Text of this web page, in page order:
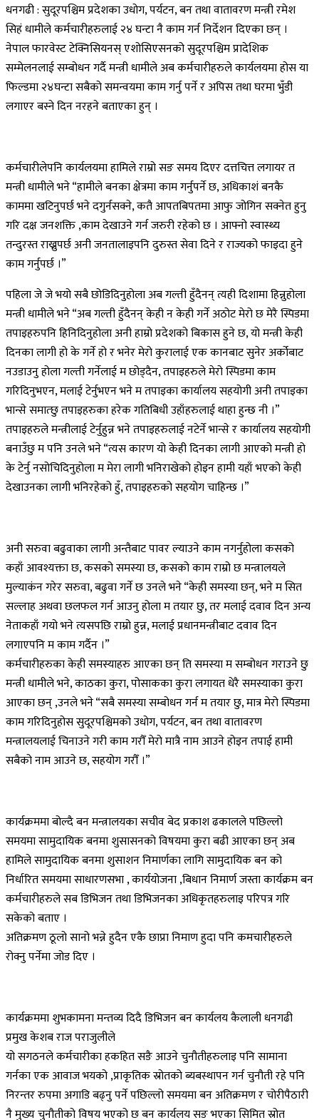
धनगढी : सुदूरपश्चिम प्रदेशका उधोग, पर्यटन, बन तथा वातावरण मन्त्री रमेश
सिहं धामीले कर्मचारीहरुलाई २४ घन्टा नै काम गर्न निर्देशन दिएका छन् ।
नेपाल फारवेस्ट टेक्निसियनस् एशोसिएसनको सुदूरपश्चिम प्रादेशिक
सम्मेलनलाई सम्बोधन गर्दै मन्त्री धामीले अब कर्मचारीहरुले कार्यलयमा होस या
फिल्डमा २४घन्टा सबैको समन्वयमा काम गर्नु पर्ने र अपिस तथा घरमा भुँडी
लगाएर बस्ने दिन नरहने बताएका हुन् ।
कर्मचारीलेपनि कार्यलयमा हामिले राम्रो सङ समय दिएर दत्तचित्त लगायर त
मन्त्री धामीले भने “हामीले बनका क्षेत्रमा काम गर्नुपर्ने छ, अधिकाशं बनकै
काममा खटिनुपर्छ भने दगुर्नसक्ने, कतै आपतबिपतमा आफु जोगिन सक्नेत हुनु
गरि दक्ष जनशक्ति ,काम देखाउने गर्न जरुरी रहेको छ । आफ्नो स्वास्थ्य
तन्दुरस्त राख्नुपर्छ अनी जनतालाइपनि दुरुस्त सेवा दिने र राज्यको फाइदा हुने
काम गर्नुपर्छ ।”
पहिला जे जे भयो सबै छोडिदिनुहोला अब गल्ती हुँदैनन् त्यही दिशामा हिन्नुहोला
मन्त्री धामीले भने “अब गल्ती हुँदैनन् केही न केही गर्ने अठोट मेरो छ मेरै स्पिडमा
तपाइहरुपनि हिनिदिनुहोला अनी हाम्रो प्रदेशको बिकास हुने छ, यो मन्त्री केही
दिनका लागी हो के गर्ने हो र भनेर मेरो कुरालाई एक कानबाट सुनेर अर्कोबाट
नउडाउनु होला गल्ती गर्नेलाई म छोड्दैन, तपाइहरुले मेरो स्पिडमा काम
गरिदिनुभएन, मलाई टेर्नुभएन भने म तपाइका कार्यालय सहयोगी अनी तपाइका
भान्से समात्छु तपाइहरुका हरेक गतिबिधी उहाँहरुलाई थाहा हुन्छ नी ।”
तपाइहरुले मन्त्रीलाई टेर्नुहुन्न भने तपाइहरुलाई नटेर्ने भान्से र कार्यालय सहयोगी
बनाउँछु म पनि उनले भने “त्यस कारण यो केही दिनका लागी आएको मन्त्री हो
के टेर्नु नसोचिदिनुहोला म मेरा लागी भनिराखेको होइन हामी यहाँ भएको केही
देखाउनका लागी भनिरहेको हुँ, तपाइहरुको सहयोग चाहिन्छ ।”
अनी सरुवा बढुवाका लागी अन्तैबाट पावर ल्याउने काम नगर्नुहोला कसको
कहाँ आवश्यक्ता छ, कसको समस्या छ, कसको काम राम्रो छ मन्त्रालयले
मुल्याकंन गरेर सरुवा, बढुवा गर्ने छ उनले भने “केही समस्या छन्, भने म सित
सल्लाह अथवा छलफल गर्न आउनु होला म तयार छु, तर मलाई दवाव दिन अन्य
नेताकहाँ गयो भने त्यसपछि राम्रो हुन्न, मलाई प्रधानमन्त्रीबाट दवाव दिन
लगाएपनि म काम गर्दैन ।”
कर्मचारीहरुका केही समस्याहरु आएका छन् ति समस्या म सम्बोधन गराउने छु
मन्त्री धामीले भने, काठका कुरा, पोसाकका कुरा लगायत धेरै समस्याका कुरा
आएका छन् ,उनले भने “सबै समस्या सम्बोधन गर्न म तयार छु, मात्र मेरो स्पिडमा
काम गरिदिनुहोस सुदूरपश्चिमको उधोग, पर्यटन, बन तथा वातावरण
मन्त्रालयलाई चिनाउने गरी काम गरौँ मेरो मात्रै नाम आउने होइन तपाई हामी
सबैको नाम आउने छ, सहयोग गरौँ ।”
कार्यक्रममा बोल्दै बन मन्त्रालयका सचीव बेद प्रकाश ढकालले पछिल्लो
समयमा सामुदायिक बनमा शुसासनको विषयमा कुरा बढी आएका छन् अब
हामिले सामुदायिक बनमा शुसाशन निमार्णका लागि सामुदायिक बन को
निर्धारित समयमा साधारणसभा , कार्ययोजना ,बिधान निमार्ण जस्ता कार्यक्रम बन
कर्मचारीहरुले सब डिभिजन तथा डिभिजनका अधिकृतहरुलाइ परिपत्र गरि
सकेको बताए ।
अतिक्रमण ठूलो सानो भन्ने हुदैन एकै छाप्रा निमाण हुदा पनि कमचारीहरुले
रोक्नु पर्नेमा जोड दिए ।
कार्यक्रममा शुभकामना मन्तव्य दिदै डिभिजन बन कार्यलय कैलाली धनगढी
प्रमुख केशब राज पराजुलीले
यो सगठनले कर्मचारीका हकहित सङै आउने चुनौतीहरुलाइ पनि सामाना
गर्नका एक आवाज भयको ,प्राकृतिक स्रोतको ब्यबस्थापन गर्न चुनौती रहे पनि
निरन्तर रुपमा अगाडि बढ्नु पर्ने पछिल्लो समयमा बन अतिक्रमण र चोरीपैठारी
नै मुख्य चुनौतीको विषय भएको छ बन कार्यलय सङ भएका सिमित स्रोत